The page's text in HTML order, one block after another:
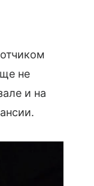
не
и на